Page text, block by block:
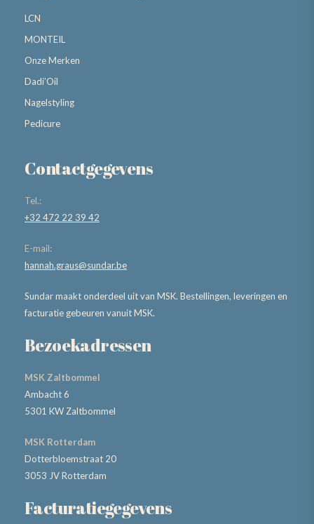
LCN
MONTEIL
Onze Merken
Dadi’Oil
Nagelstyling
Pedicure
Contactgegevens
Tel.:
+32 472 22 39 42
E-mail:
hannah.graus@sundar.be
Sundar maakt onderdeel uit van MSK. Bestellingen, leveringen en
facturatie gebeuren vanuit MSK.
Bezoekadressen
MSK Zaltbommel
Ambacht 6
5301 KW Zaltbommel
MSK Rotterdam
Dotterbloemstraat 20
3053 JV Rotterdam
Facturatiegegevens